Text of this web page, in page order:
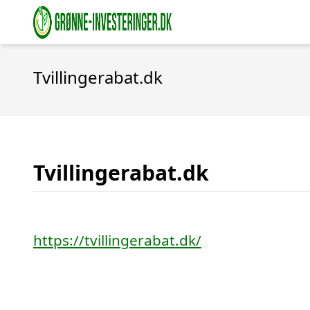
Tvillingerabat.dk
Tvillingerabat.dk
https://tvillingerabat.dk/